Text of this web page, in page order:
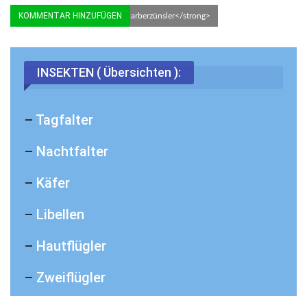
© MMB/Below | <strong>Rhabarberzünsler</strong>
INSEKTEN ( Übersichten ):
– Tagfalter
– Nachtfalter
– Käfer
– Libellen
– Hautflügler
– Zweiflügler